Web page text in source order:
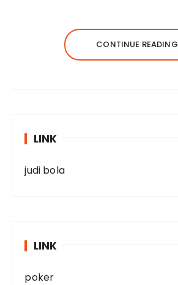
CONTINUE READING
LINK
judi bola
LINK
poker